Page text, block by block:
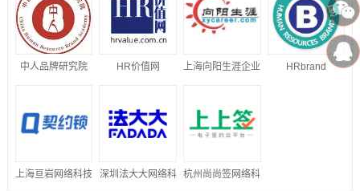
中人品牌研究院 HR价值网 上海向阳生涯企业 HRbrand
上海亘岩网络科技 深圳法大大网络科 杭州尚尚签网络科